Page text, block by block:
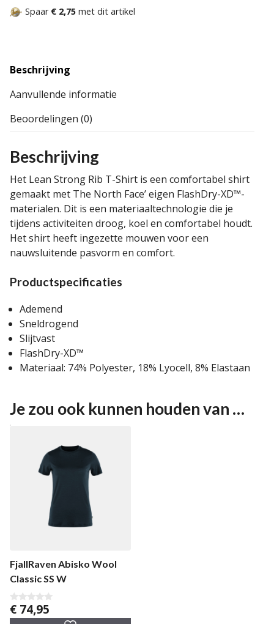
Spaar € 2,75 met dit artikel
Beschrijving
Aanvullende informatie
Beoordelingen (0)
Beschrijving
Het Lean Strong Rib T-Shirt is een comfortabel shirt
gemaakt met The North Face’ eigen FlashDry-XD™-
materialen. Dit is een materiaaltechnologie die je
tijdens activiteiten droog, koel en comfortabel houdt.
Het shirt heeft ingezette mouwen voor een
nauwsluitende pasvorm en comfort.
Productspecificaties
Ademend
Sneldrogend
Slijtvast
FlashDry-XD™
Materiaal: 74% Polyester, 18% Lyocell, 8% Elastaan
Je zou ook kunnen houden van …
FjallRaven Abisko Wool
Classic SS W
0
v
€ 74,95